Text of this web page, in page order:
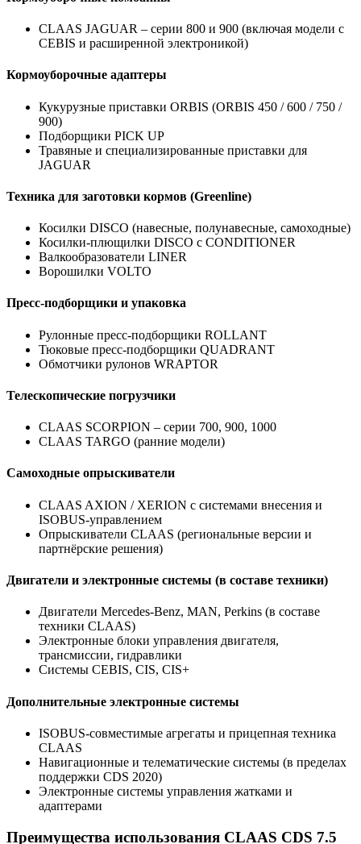
CLAAS JAGUAR – серии 800 и 900 (включая модели с
CEBIS и расширенной электроникой)
Кормоуборочные адаптеры
Кукурузные приставки ORBIS (ORBIS 450 / 600 / 750 /
900)
Подборщики PICK UP
Травяные и специализированные приставки для
JAGUAR
Техника для заготовки кормов (Greenline)
Косилки DISCO (навесные, полунавесные, самоходные)
Косилки-плющилки DISCO с CONDITIONER
Валкообразователи LINER
Ворошилки VOLTO
Пресс-подборщики и упаковка
Рулонные пресс-подборщики ROLLANT
Тюковые пресс-подборщики QUADRANT
Обмотчики рулонов WRAPTOR
Телескопические погрузчики
CLAAS SCORPION – серии 700, 900, 1000
CLAAS TARGO (ранние модели)
Самоходные опрыскиватели
CLAAS AXION / XERION с системами внесения и
ISOBUS-управлением
Опрыскиватели CLAAS (региональные версии и
партнёрские решения)
Двигатели и электронные системы (в составе техники)
Двигатели Mercedes-Benz, MAN, Perkins (в составе
техники CLAAS)
Электронные блоки управления двигателя,
трансмиссии, гидравлики
Системы CEBIS, CIS, CIS+
Дополнительные электронные системы
ISOBUS-совместимые агрегаты и прицепная техника
CLAAS
Навигационные и телематические системы (в пределах
поддержки CDS 2020)
Электронные системы управления жатками и
адаптерами
Преимущества использования CLAAS CDS 7.5